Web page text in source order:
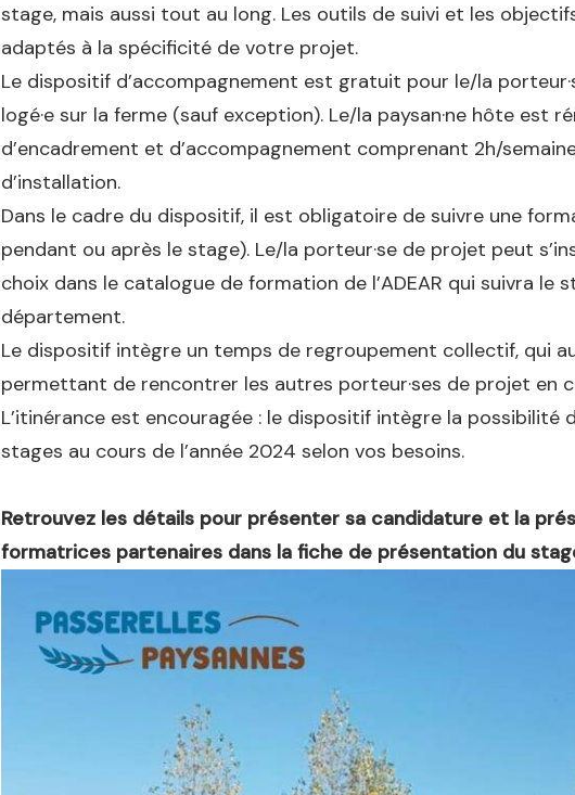
stage, mais aussi tout au long. Les outils de suivi et les
adaptés à la spécificité de votre projet.
Le dispositif d’accompagnement est gratuit pour le/la
logé·e sur la ferme (sauf exception). Le/la paysan·ne hôte est
d’encadrement et d’accompagnement comprenant 2h/
d’installation.
Dans le cadre du dispositif, il est obligatoire de suivre une
pendant ou après le stage). Le/la porteur·se de projet peut
choix dans le catalogue de formation de l’ADEAR qui suivra le
département.
Le dispositif intègre un temps de regroupement collectif, qui
permettant de rencontrer les autres porteur·ses de projet en
L’itinérance est encouragée : le dispositif intègre la possibilité
stages au cours de l’année 2024 selon vos besoins.
Retrouvez les détails pour présenter sa candidature et la
formatrices partenaires dans la fiche de présentation du